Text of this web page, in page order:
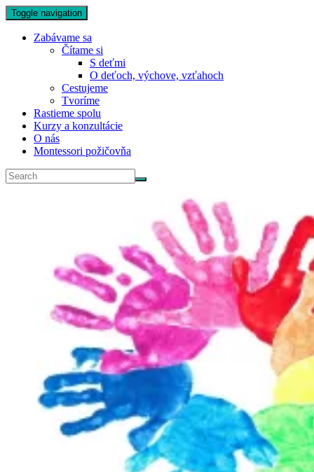
Toggle navigation
Zabávame sa
Čítame si
S deťmi
O deťoch, výchove, vzťahoch
Cestujeme
Tvoríme
Rastieme spolu
Kurzy a konzultácie
O nás
Montessori požičovňa